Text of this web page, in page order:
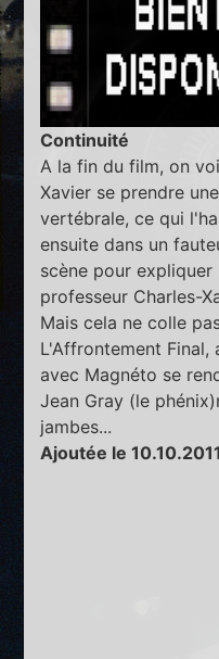
Continuité
A la fin du film, on
Xavier se prendre
vertébrale, ce qui
ensuite dans un
scène pour
professeur Charles-
Mais cela ne colle
L'Affrontement
avec Magnéto se
Jean Gray (le
jambes...
Ajoutée le 10.10.2011